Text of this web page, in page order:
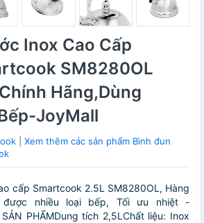
Inox Cao Cấp
SM8280OL
Hãng,Dùng
JoyMall
Xem thêm các sản phẩm Bình đun
cấp Smartcook 2.5L SM8280OL, Hàng
được nhiều loại bếp, Tối ưu nhiệt -
PHẨMDung tích 2,5LChất liệu: Inox